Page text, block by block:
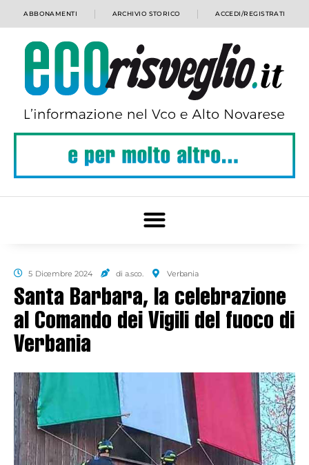
ABBONAMENTI ARCHIVIO STORICO ACCEDI/REGISTRATI
5 Dicembre 2024 di a.sco. Verbania
Santa Barbara, la celebrazione
al Comando dei Vigili del fuoco di
Verbania